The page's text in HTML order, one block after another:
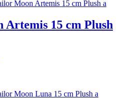
Artemis 15 cm Plush